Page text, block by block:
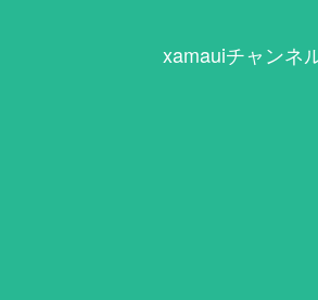
xamauiチャンネ